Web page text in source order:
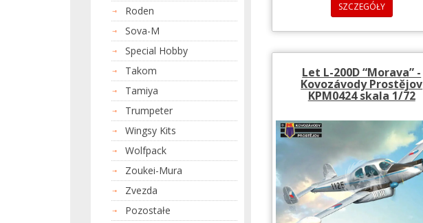
Roden
Sova-M
Special Hobby
Takom
Tamiya
Trumpeter
Wingsy Kits
Wolfpack
Zoukei-Mura
Zvezda
Pozostałe
SZCZEGÓŁY
Let L-200D “Morava” -
Kovozávody Prostějov
KPM0424 skala 1/72